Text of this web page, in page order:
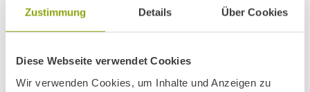
Zustimmung Details Über Cookies
Diese Webseite verwendet Cookies
Wir verwenden Cookies, um Inhalte und Anzeigen zu
2
E-Bike-Tour zur Höttinger Alm –